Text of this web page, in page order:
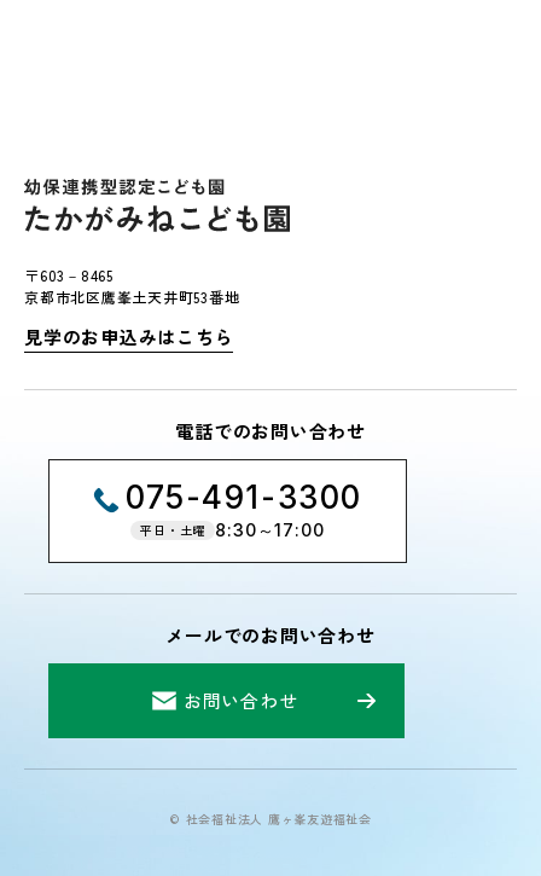
〒603－8465
京都市北区鷹峯土天井町53番地
見学のお申込みはこちら
電話でのお問い合わせ
075-491-3300
平日・土曜 8:30～17:00
メールでのお問い合わせ
お問い合わせ
© 社会福祉法人 鷹ヶ峯友遊福祉会